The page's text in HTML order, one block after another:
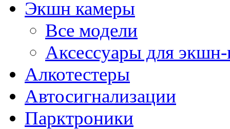
Экшн камеры
Все модели
Аксессуары для
Алкотестеры
Автосигнализации
Парктроники